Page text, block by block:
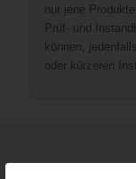
nur jene
Prüf- und
können,
oder kürzeren